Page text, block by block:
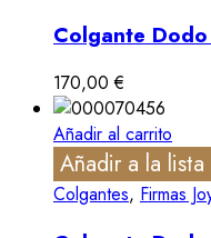
Colgante
170,00€
Añadir al carrito
Añadir a la
Colgantes, Firmas